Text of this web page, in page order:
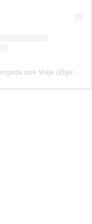
A post shared by Advogada que Viaja (@juremacintra)